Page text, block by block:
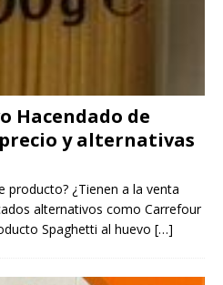
Hacendado de
y alternativas
producto? ¿Tienen a la venta
alternativos como Carrefour
Spaghetti al huevo […]